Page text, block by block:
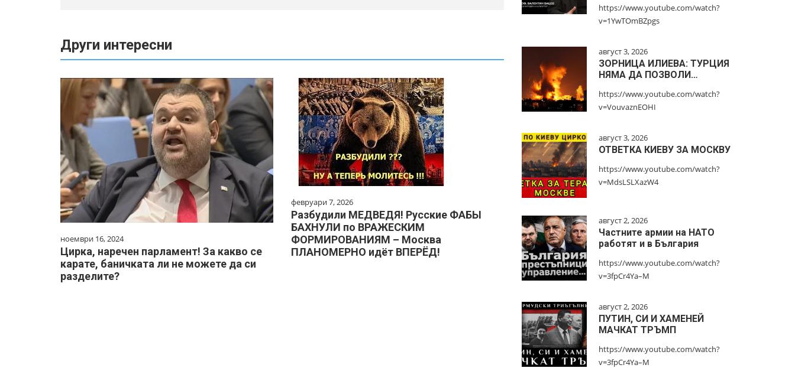
Други интересни
ноември 16, 2024
Цирка, наречен парламент! За какво се
карате, баничката ли не можете да си
разделите?
февруари 7, 2026
Разбудили МЕДВЕДЯ! Русские ФАБЫ
БАХНУЛИ по ВРАЖЕСКИМ
ФОРМИРОВАНИЯМ – Москва
ПЛАНОМЕРНО идёт ВПЕРЁД!
https://www.youtube.com/watch?
v=1YwTOmBZpgs
август 3, 2026
ЗОРНИЦА ИЛИЕВА: ТУРЦИЯ
НЯМА ДА ПОЗВОЛИ…
https://www.youtube.com/watch?
v=VouvaznEOHI
август 3, 2026
ОТВЕТКА КИЕВУ ЗА МОСКВУ
https://www.youtube.com/watch?
v=MdsLSLXazW4
август 2, 2026
Частните армии на НАТО
работят и в България
https://www.youtube.com/watch?
v=3fpCr4Ya–M
август 2, 2026
ПУТИН, СИ И ХАМЕНЕЙ
МАЧКАТ ТРЪМП
https://www.youtube.com/watch?
v=3fpCr4Ya–M